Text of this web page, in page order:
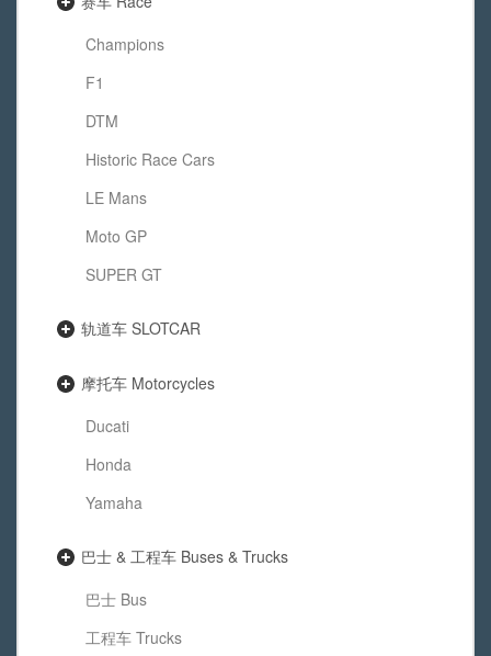
Champions
F1
DTM
Historic Race Cars
LE Mans
Moto GP
SUPER GT
轨道车 SLOTCAR
摩托车 Motorcycles
Ducati
Honda
Yamaha
巴士 & 工程车 Buses & Trucks
巴士 Bus
工程车 Trucks